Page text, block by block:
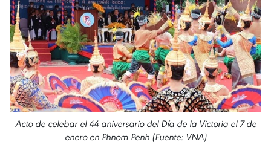
Acto de celebar el 44 aniversario del Día de la Victoria el 7 de
enero en Phnom Penh (Fuente: VNA)